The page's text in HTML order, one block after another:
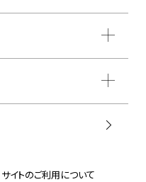
サイトのご利用について